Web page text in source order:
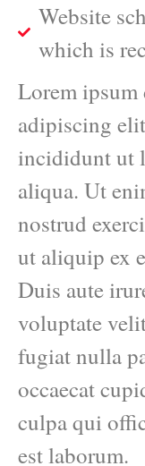
Website
which is
Lorem ipsum
adipiscing
incididunt ut
aliqua. Ut
nostrud
ut aliquip ex
Duis aute
voluptate
fugiat nulla
occaecat
culpa qui
est laborum.